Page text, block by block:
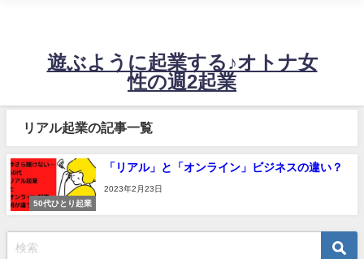
遊ぶように起業する♪オトナ女
性の週2起業
リアル起業の記事一覧
50代ひとり起業
「リアル」と「オンライン」ビジネスの違い？
2023年2月23日